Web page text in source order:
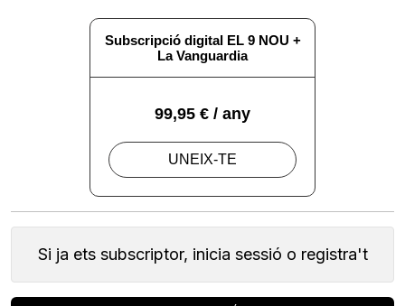
Si ja ets subscriptor, inicia sessió o registra't